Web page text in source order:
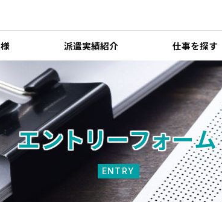
派遣実績紹介 仕事を探す
エントリーフォーム
ENTRY